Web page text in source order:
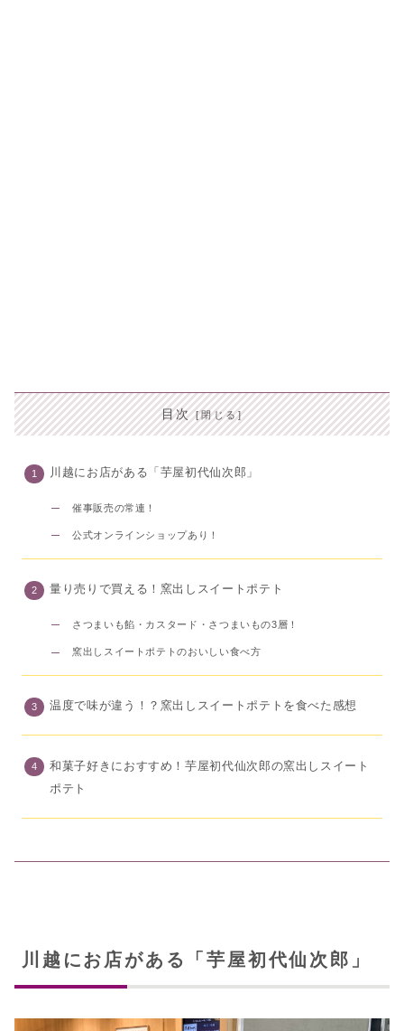
目次
川越にお店がある「芋屋初代仙次郎」
催事販売の常連！
公式オンラインショップあり！
量り売りで買える！窯出しスイートポテト
さつまいも餡・カスタード・さつまいもの3層！
窯出しスイートポテトのおいしい食べ方
温度で味が違う！？窯出しスイートポテトを食べた感想
和菓子好きにおすすめ！芋屋初代仙次郎の窯出しスイート
ポテト
川越にお店がある「芋屋初代仙次郎」